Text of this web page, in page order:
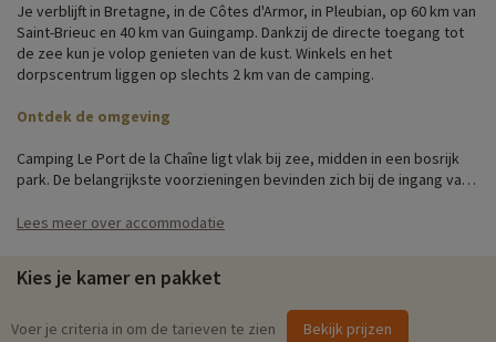
Je verblijft in Bretagne, in de Côtes d'Armor, in Pleubian, op 60 km van
Saint-Brieuc en 40 km van Guingamp. Dankzij de directe toegang tot
de zee kun je volop genieten van de kust. Winkels en het
dorpscentrum liggen op slechts 2 km van de camping.
Ontdek de omgeving
Camping Le Port de la Chaîne ligt vlak bij zee, midden in een bosrijk
park. De belangrijkste voorzieningen bevinden zich bij de ingang van
een multisportterrein.
ruime plaatsen. De accommodaties zijn geschikt voor 4 tot 8
personen. Voor je stacaravan is een parkeerplaats beschikbaar.
Lees meer over accommodatie
Kies je kamer en pakket
Voer je criteria in om de tarieven te zien Bekijk prijzen